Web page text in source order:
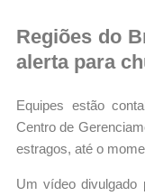
Regiões do
alerta para
Equipes estão
Centro de
estragos, até o
Um vídeo divulgado